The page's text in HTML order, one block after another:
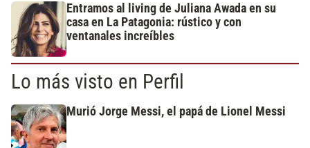
Entramos al living de Juliana Awada en su
casa en La Patagonia: rústico y con
ventanales increíbles
Lo más visto en Perfil
Murió Jorge Messi, el papá de Lionel Messi